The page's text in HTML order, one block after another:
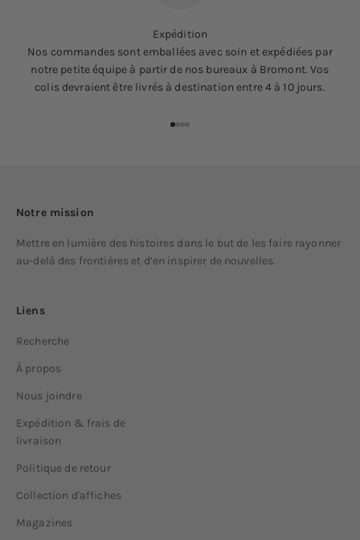
Expédition
Nos commandes sont emballées avec soin et expédiées par
notre petite équipe à partir de nos bureaux à Bromont. Vos
colis devraient être livrés à destination entre 4 à 10 jours.
Notre mission
Mettre en lumière des histoires dans le but de les faire rayonner
au-delà des frontières et d’en inspirer de nouvelles.
Liens
Recherche
À propos
Nous joindre
Expédition & frais de
livraison
Politique de retour
Collection d'affiches
Magazines